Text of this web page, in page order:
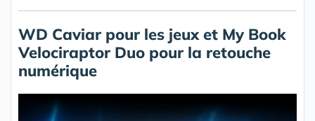
WD Caviar pour les jeux et My Book
Velociraptor Duo pour la retouche
numérique